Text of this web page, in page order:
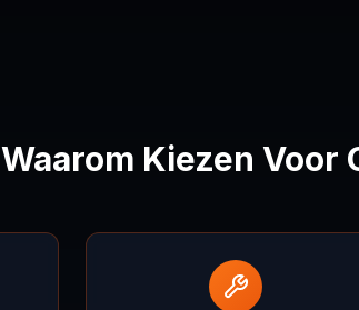
Waarom Kiezen Voor